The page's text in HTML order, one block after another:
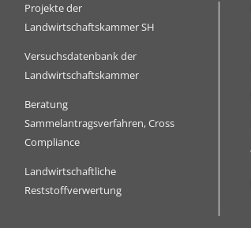
Projekte der
Landwirtschaftskammer SH
Versuchsdatenbank der
Landwirtschaftskammer
Beratung
Sammelantragsverfahren, Cross
Compliance
Landwirtschaftliche
Reststoffverwertung